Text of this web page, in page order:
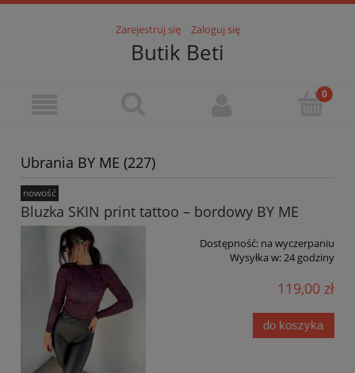
Zarejestruj się Zaloguj się
Butik Beti
Ubrania BY ME (227)
Bluzka SKIN print tattoo – bordowy BY ME
Dostępność: na wyczerpaniu
Wysyłka w:24 godziny
119,00 zł
do koszyka
nowość